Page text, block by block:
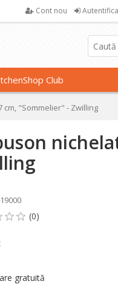
Cont nou
Club
cm, "Sommelier" - Zwilling
gratuită